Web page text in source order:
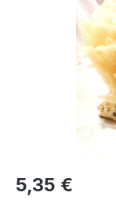
Regulärer Preis:
5,35 €